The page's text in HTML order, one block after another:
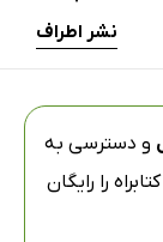
نشر اطراف
و دسترسی به
را رایگان